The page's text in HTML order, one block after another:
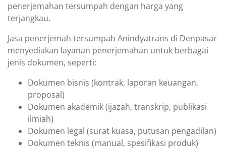
penerjemahan tersumpah dengan harga yang
terjangkau.
Jasa penerjemah tersumpah Anindyatrans di Denpasar
menyediakan layanan penerjemahan untuk berbagai
jenis dokumen, seperti:
Dokumen bisnis (kontrak, laporan keuangan,
proposal)
Dokumen akademik (ijazah, transkrip, publikasi
ilmiah)
Dokumen legal (surat kuasa, putusan pengadilan)
Dokumen teknis (manual, spesifikasi produk)